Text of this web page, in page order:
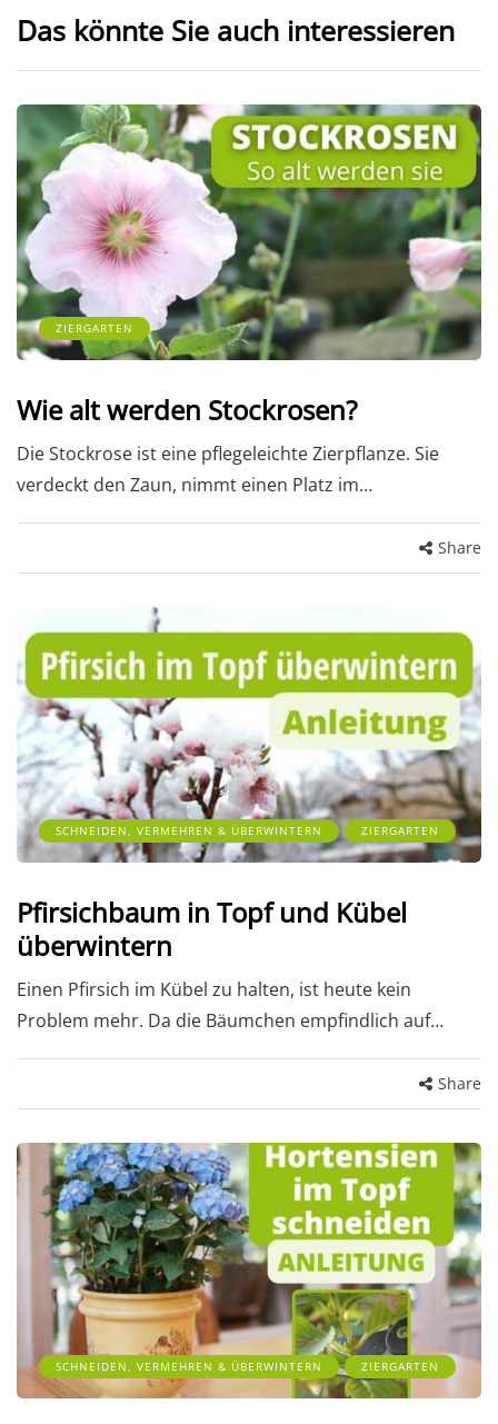
Das könnte Sie auch interessieren
ZIERGARTEN
Wie alt werden Stockrosen?
Die Stockrose ist eine pflegeleichte Zierpflanze. Sie
verdeckt den Zaun, nimmt einen Platz im…
Share
SCHNEIDEN, VERMEHREN & ÜBERWINTERN ZIERGARTEN
Pfirsichbaum in Topf und Kübel
überwintern
Einen Pfirsich im Kübel zu halten, ist heute kein
Problem mehr. Da die Bäumchen empfindlich auf…
Share
SCHNEIDEN, VERMEHREN & ÜBERWINTERN ZIERGARTEN